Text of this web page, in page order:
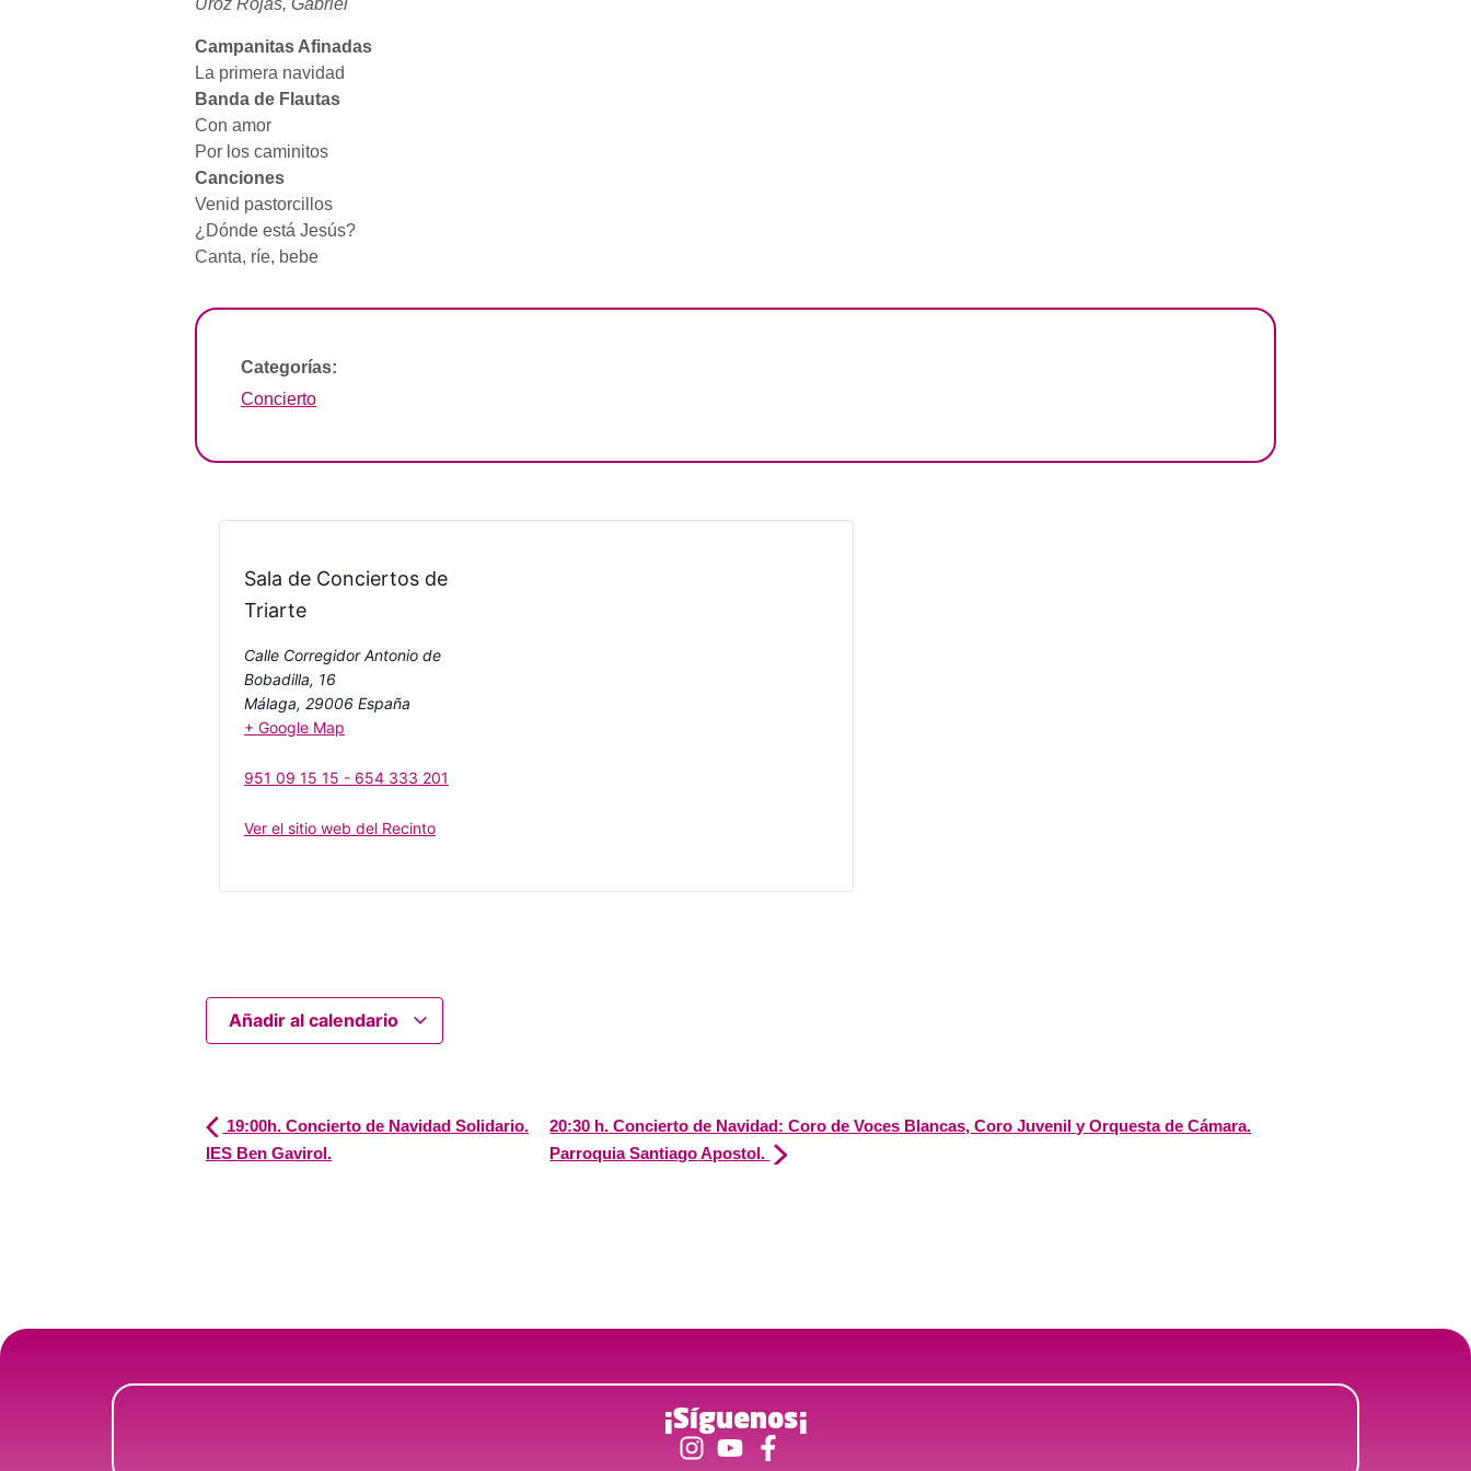
Uroz Rojas, Gabriel
Campanitas Afinadas
La primera navidad
Banda de Flautas
Con amor
Por los caminitos
Canciones
Venid pastorcillos
¿Dónde está Jesús?
Canta, ríe, bebe
Categorías:
Concierto
Sala de Conciertos de
Triarte
Calle Corregidor Antonio de
Bobadilla, 16
Málaga, 29006 España
+ Google Map
951 09 15 15 - 654 333 201
Ver el sitio web del Recinto
Añadir al calendario
19:00h. Concierto de Navidad Solidario.
IES Ben Gavirol.
20:30 h. Concierto de Navidad: Coro de Voces Blancas, Coro Juvenil y Orquesta de Cámara.
Parroquia Santiago Apostol.
¡Síguenos¡